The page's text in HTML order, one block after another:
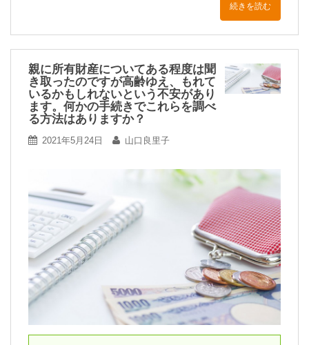
続きを読む
親に所有財産についてある程度は聞
き取ったのですが高齢ゆえ、もれて
いるかもしれないという不安があり
ます。何かの手続きでこれらを調べ
る方法はありますか？
2021年5月24日 山口良里子